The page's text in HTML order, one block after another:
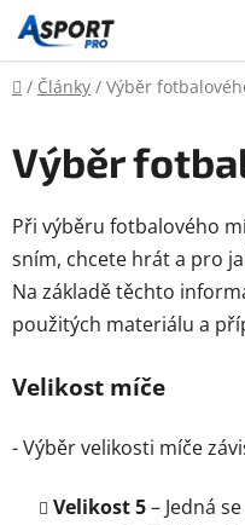
Přejít
na
obsah
Domů
/ Články / Výběr
Výběr
Při výběru fotbalového
sním, chcete hrát a pro
Na základě těchto
použitých materiálu a
Velikost míče
- Výběr velikosti míče
Velikost 5– Jedná